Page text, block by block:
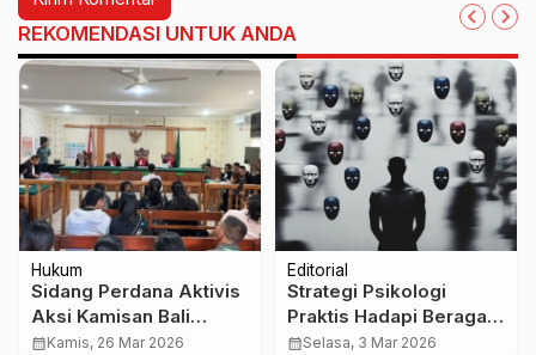
REKOMENDASI UNTUK ANDA
Hukum
Sidang Perdana Aktivis
Aksi Kamisan Bali
Disorot, Kehadiran
calendar_monthKamis, 26 Mar 2026
Editorial
Strategi Psikologi
Praktis Hadapi Beragam
Tipe Kepribadian, Kunci
calendar_monthSelasa, 3 Mar 2026